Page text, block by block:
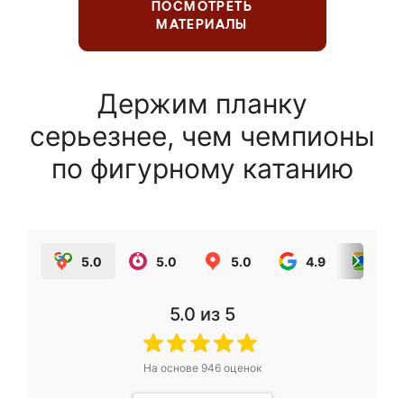
ПОСМОТРЕТЬ
МАТЕРИАЛЫ
Держим планку
серьезнее, чем чемпионы
по фигурному катанию
5.0 5.0 5.0 4.9
5.0 из 5
На основе 946оценок